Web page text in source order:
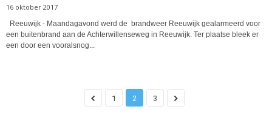
16 oktober 2017
Reeuwijk - Maandagavond werd de brandweer Reeuwijk gealarmeerd voor
een buitenbrand aan de Achterwillenseweg in Reeuwijk. Ter plaatse bleek er
een door een vooralsnog...
1 2 3